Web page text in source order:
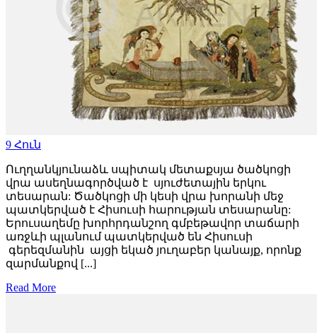
9 Հուն
Ուղղանկյունաձև սպիտակ մետաքսյա ծածկոցի
վրա ասեղնագործված է սյուժետային երկու
տեսարան: Ծածկոցի մի կեսի վրա խորանի մեջ
պատկերված է Հիսուսի հարության տեսարանը:
Երուսաղեմը խորհրդանշող գմբեթավոր տաճարի
առջևի պլանում պատկերված են Հիսուսի
գերեզմանին այցի եկած յուղաբեր կանայք, որոնք
զարմանքով [...]
Read More